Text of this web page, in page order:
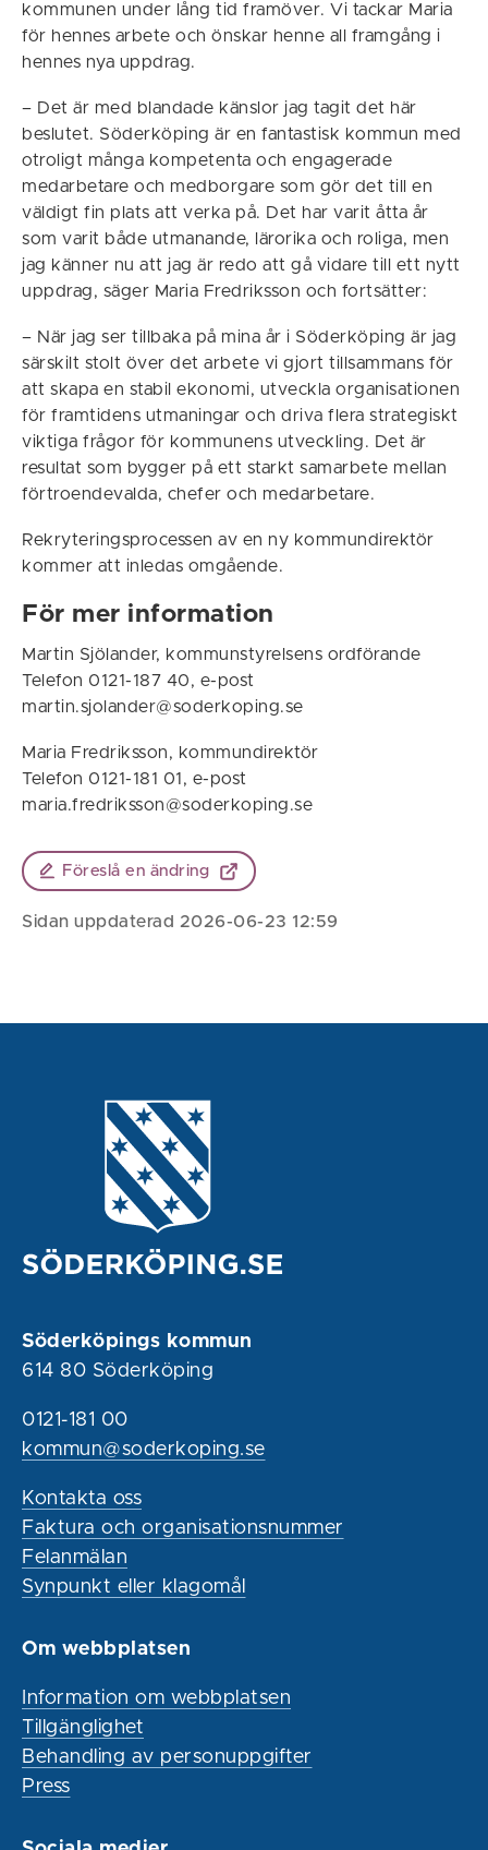
kommunen under lång tid framöver. Vi tackar Maria
för hennes arbete och önskar henne all framgång i
hennes nya uppdrag.
– Det är med blandade känslor jag tagit det här
beslutet. Söderköping är en fantastisk kommun med
otroligt många kompetenta och engagerade
medarbetare och medborgare som gör det till en
väldigt fin plats att verka på. Det har varit åtta år
som varit både utmanande, lärorika och roliga, men
jag känner nu att jag är redo att gå vidare till ett nytt
uppdrag, säger Maria Fredriksson och fortsätter:
– När jag ser tillbaka på mina år i Söderköping är jag
särskilt stolt över det arbete vi gjort tillsammans för
att skapa en stabil ekonomi, utveckla organisationen
för framtidens utmaningar och driva flera strategiskt
viktiga frågor för kommunens utveckling. Det är
resultat som bygger på ett starkt samarbete mellan
förtroendevalda, chefer och medarbetare.
Rekryteringsprocessen av en ny kommundirektör
kommer att inledas omgående.
För mer information
Martin Sjölander, kommunstyrelsens ordförande
Telefon 0121-187 40, e-post
martin.sjolander@soderkoping.se
Maria Fredriksson, kommundirektör
Telefon 0121-181 01, e-post
maria.fredriksson@soderkoping.se
Föreslå en ändring
Sidan uppdaterad 2026-06-23 12:59
Söderköpings kommun
614 80 Söderköping
0121-181 00
kommun@soderkoping.se
Kontakta oss
Faktura och organisationsnummer
Felanmälan
Synpunkt eller klagomål
Om webbplatsen
Information om webbplatsen
Tillgänglighet
Behandling av personuppgifter
Press